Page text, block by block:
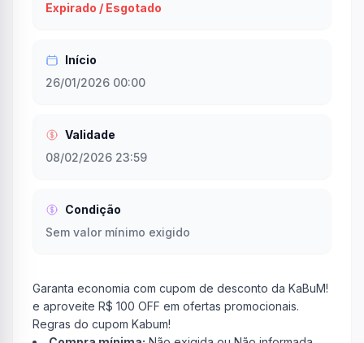
Expirado / Esgotado
Início
26/01/2026 00:00
Validade
08/02/2026 23:59
Condição
Sem valor mínimo exigido
Garanta economia com cupom de desconto da KaBuM!
e aproveite R$ 100 OFF em ofertas promocionais.
Regras do cupom Kabum!